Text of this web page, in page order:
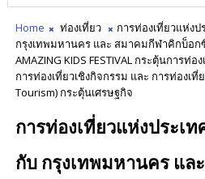
Home ท่องเที่ยว
การท่องเที่ยวแห่ง
กรุงเทพมหานคร และ สมาคมกีฬาคิกบ็อก
AMAZING KIDS FESTIVAL กระตุ้นการท่
การท่องเที่ยวเชิงกิจกรรม และ การท่องเที่
Tourism) กระตุ้นเศรษฐกิจ
การท่องเที่ยวแห่งประเ
กับ กรุงเทพมหานคร แ